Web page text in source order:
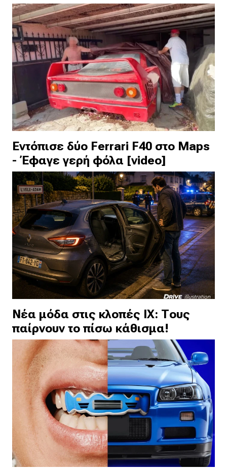
Εντόπισε δύο Ferrari F40 στο Maps
- Έφαγε γερή φόλα [video]
Νέα μόδα στις κλοπές ΙΧ: Τους
παίρνουν το πίσω κάθισμα!